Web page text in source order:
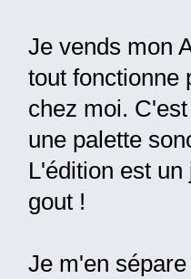
Je vends mon
tout fonctionne
chez moi.
une palette
L'édition est
gout !
Je m'en